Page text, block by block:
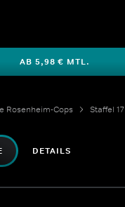
AB 5,98 € MTL.
Rosenheim-Cops Staffel 17
DETAILS